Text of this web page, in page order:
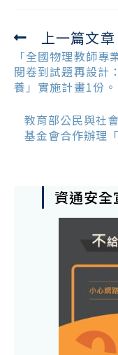
Read
more
articles
上一篇文章
「全國物理教師
閱卷到試題再設計
養」實施計畫1份。
教育部公民與社
基金會合作辦理
資通安全